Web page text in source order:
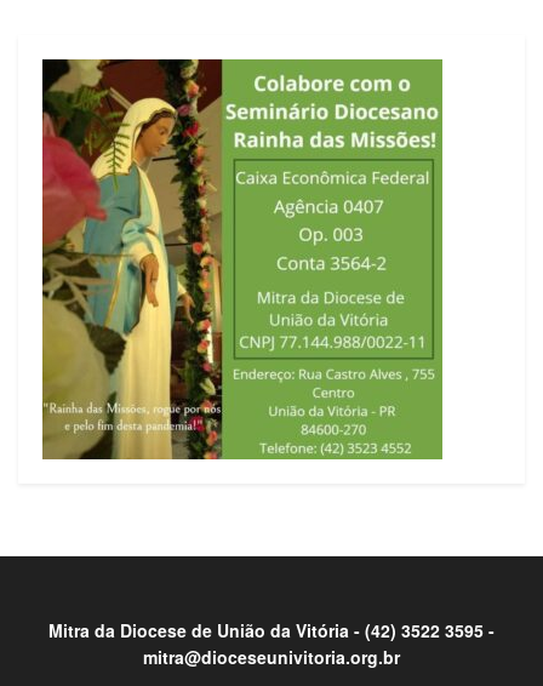
Mitra da Diocese de União da Vitória - (42) 3522 3595 -
mitra@dioceseunivitoria.org.br